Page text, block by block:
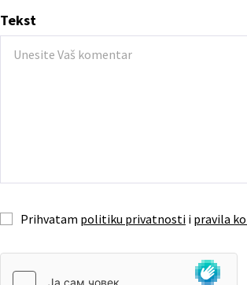
Tekst
Prihvatam politiku privatnosti i pravila